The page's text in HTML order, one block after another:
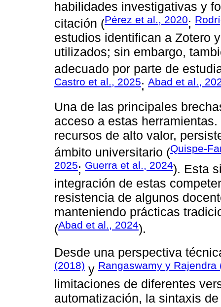
habilidades investigativas y
citación (Pérez et al., 2020;
estudios identifican a Zotero
utilizados; sin embargo,
adecuado por parte de
Castro et al., 2025; Abad et al.,
Una de las principales
acceso a estas
recursos de alto valor,
ámbito universitario (Quispe-
2025; Guerra et al., 2024). Esta
integración de estas
resistencia de algunos
manteniendo prácticas
(Abad et al., 2024).
Desde una perspectiva
(2018) y Rangaswamy y Rajendra
limitaciones de diferentes
automatización, la sintaxis